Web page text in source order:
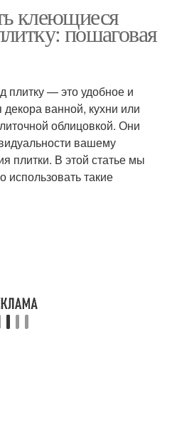
элементы
Советы по
дизайнерской мебели
Советы по
эксплуатации
клеющиеся
пошаговая
— это удобное и
ванной, кухни или
облицовкой. Они
вашему
плитки. В этой статье мы
использовать такие